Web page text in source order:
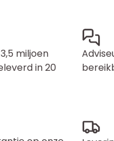
miljoen
in 20